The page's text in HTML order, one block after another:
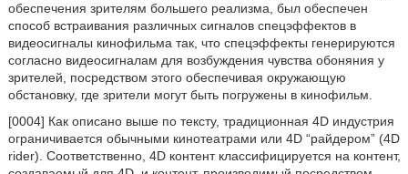
обеспечения зрителям большего реализма, был обеспечен
способ встраивания различных сигналов спецэффектов в
видеосигналы кинофильма так, что спецэффекты генерируются
согласно видеосигналам для возбуждения чувства обоняния у
зрителей, посредством этого обеспечивая окружающую
обстановку, где зрители могут быть погружены в кинофильм.
[0004] Как описано выше по тексту, традиционная 4D индустрия
ограничивается обычными кинотеатрами или 4D “райдером” (4D
rider). Соответственно, 4D контент классифицируется на контент,